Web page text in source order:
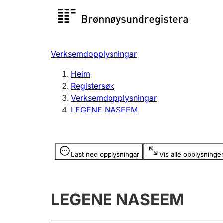
Registersøk
Registrere, endre, slette
Verksemdopplysningar
Heim
Registersøk
Verksemdopplysningar
LEGENE NASEEM
Last ned opplysningar Vis alle opplysninger
Opplysninger er skjult
LEGENE NASEEM